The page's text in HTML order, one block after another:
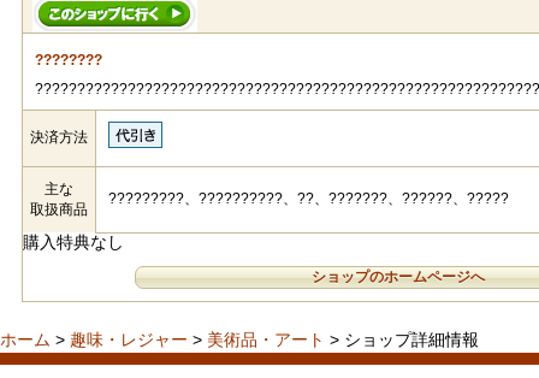
????????
決済方法
主な
取扱商品
?????????、??????????、??、???????、??????、?????
購入特典なし
ショップのホームページへ
ホーム > 趣味・レジャー > 美術品・アート > ショップ詳細情報